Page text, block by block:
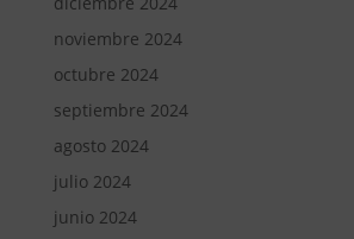
noviembre 2024
octubre 2024
septiembre 2024
agosto 2024
julio 2024
junio 2024